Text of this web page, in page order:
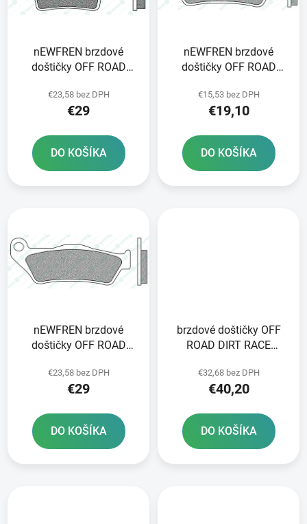
d
nEWFREN brzdové
doštičky OFF ROAD
balení
€23,58 bez DPH
€29
DO KOŠÍKA
nEWFREN brzdové
doštičky OFF ROAD
balení
€15,53 bez DPH
€19,10
DO KOŠÍKA
nEWFREN brzdové
doštičky OFF ROAD
balení
€23,58 bez DPH
€29
DO KOŠÍKA
brzdové doštičky OFF
ROAD DIRT RACE
ks v balení
€32,68 bez DPH
€40,20
DO KOŠÍKA